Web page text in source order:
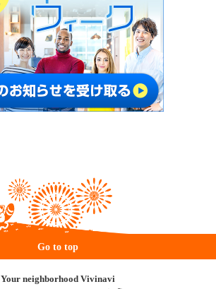
Go to top
Your neighborhood Vivinavi